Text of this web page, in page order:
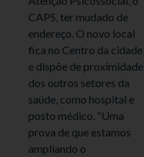
CAPS, ter mudado de
endereço. O novo local
fica no Centro da cidade
e dispõe de proximidade
dos outros setores da
saúde, como hospital e
posto médico. “Uma
prova de que estamos
ampliando o